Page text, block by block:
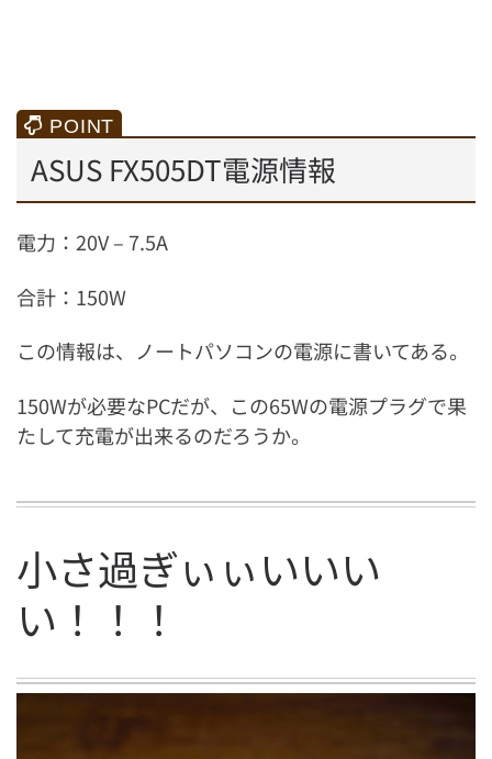
ASUS FX505DT電源情報
電力：20V – 7.5A
合計：150W
この情報は、ノートパソコンの電源に書いてある。
150Wが必要なPCだが、この65Wの電源プラグで果
たして充電が出来るのだろうか。
小さ過ぎぃぃいいい
い！！！